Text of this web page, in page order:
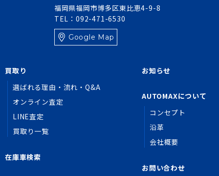
福岡県福岡市博多区東比恵4-9-8
TEL：092-471-6530
Google Map
買取り
選ばれる理由・流れ・Q&A
オンライン査定
LINE査定
買取り一覧
在庫車検索
お知らせ
AUTOMAXについて
コンセプト
沿革
会社概要
お問い合わせ